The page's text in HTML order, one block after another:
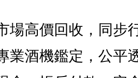
場高價回收，同步
業酒機鑑定，公平